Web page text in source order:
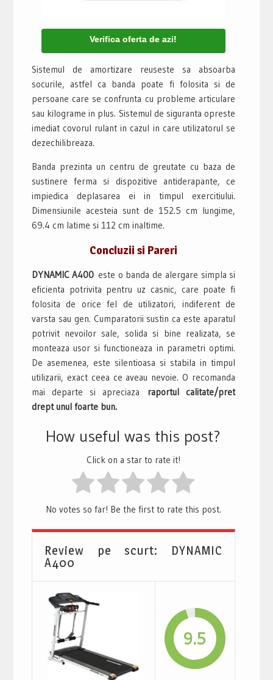
Verifica oferta de azi!
Sistemul de amortizare reuseste sa absoarba
socurile, astfel ca banda poate fi folosita si de
persoane care se confrunta cu probleme articulare
sau kilograme in plus. Sistemul de siguranta opreste
imediat covorul rulant in cazul in care utilizatorul se
dezechilibreaza.
Banda prezinta un centru de greutate cu baza de
sustinere ferma si dispozitive antiderapante, ce
impiedica deplasarea ei in timpul exercitiului.
Dimensiunile acesteia sunt de 152.5 cm lungime,
69.4 cm latime si 112 cm inaltime.
Concluzii si Pareri
DYNAMIC A400 este o banda de alergare simpla si
eficienta potrivita pentru uz casnic, care poate fi
folosita de orice fel de utilizatori, indiferent de
varsta sau gen. Cumparatorii sustin ca este aparatul
potrivit nevoilor sale, solida si bine realizata, se
monteaza usor si functioneaza in parametri optimi.
De asemenea, este silentioasa si stabila in timpul
utilizarii, exact ceea ce aveau nevoie. O recomanda
mai departe si apreciaza raportul calitate/pret
drept unul foarte bun.
How useful was this post?
Click on a star to rate it!
No votes so far! Be the first to rate this post.
Review pe scurt: DYNAMIC
A400
9.5